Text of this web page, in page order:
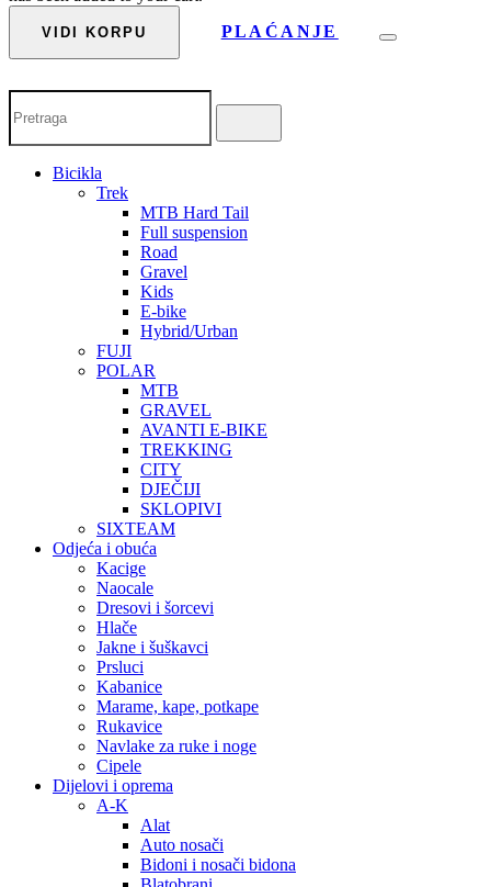
VIDI KORPU PLAĆANJE
Bicikla
Trek
MTB Hard Tail
Full suspension
Road
Gravel
Kids
E-bike
Hybrid/Urban
FUJI
POLAR
MTB
GRAVEL
AVANTI E-BIKE
TREKKING
CITY
DJEČIJI
SKLOPIVI
SIXTEAM
Odjeća i obuća
Kacige
Naocale
Dresovi i šorcevi
Hlače
Jakne i šuškavci
Prsluci
Kabanice
Marame, kape, potkape
Rukavice
Navlake za ruke i noge
Cipele
Dijelovi i oprema
A-K
Alat
Auto nosači
Bidoni i nosači bidona